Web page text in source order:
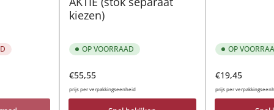
kiezen)
OP VOORRAAD
Normale
prijs
€55,55
prijs per verpakkingseenheid
OP
Normale
prijs
€19,45
prijs per